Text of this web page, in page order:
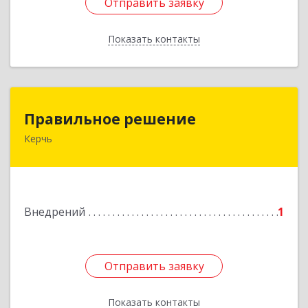
Показать контакты
Назад
Правильное решение
Керчь
Внедрений 1
Отправить заявку
Показать контакты
298330, Крым Респ, Керчь г, Адмиралтейский
Отправить заявку
Назад